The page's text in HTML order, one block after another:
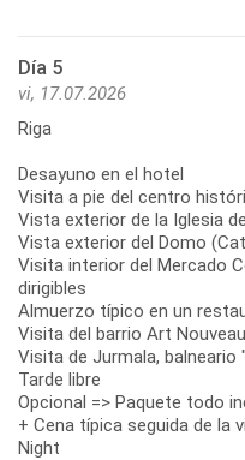
Día 5
vi, 17.07.2026
Riga
Desayuno en el hotel
Visita a pie del centro
Vista exterior de la Iglesia
Vista exterior del Domo
Visita interior del Mercado
dirigibles
Almuerzo típico en un
Visita del barrio Art
Visita de Jurmala, balneario
Tarde libre
Opcional => Paquete todo
+ Cena típica seguida de la
Night